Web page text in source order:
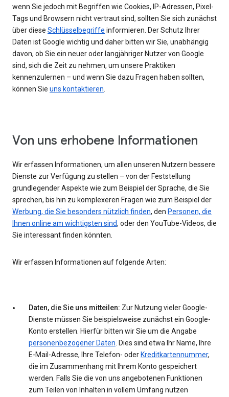
wenn Sie jedoch mit Begriffen wie Cookies, IP-Adressen, Pixel-
Tags und Browsern nicht vertraut sind, sollten Sie sich zunächst
über diese Schlüsselbegriffe informieren. Der Schutz Ihrer
Daten ist Google wichtig und daher bitten wir Sie, unabhängig
davon, ob Sie ein neuer oder langjähriger Nutzer von Google
sind, sich die Zeit zu nehmen, um unsere Praktiken
kennenzulernen – und wenn Sie dazu Fragen haben sollten,
können Sie uns kontaktieren.
Von uns erhobene Informationen
Wir erfassen Informationen, um allen unseren Nutzern bessere
Dienste zur Verfügung zu stellen – von der Feststellung
grundlegender Aspekte wie zum Beispiel der Sprache, die Sie
sprechen, bis hin zu komplexeren Fragen wie zum Beispiel der
Werbung, die Sie besonders nützlich finden, den Personen, die
Ihnen online am wichtigsten sind, oder den YouTube-Videos, die
Sie interessant finden könnten.
Wir erfassen Informationen auf folgende Arten:
Daten, die Sie uns mitteilen: Zur Nutzung vieler Google-
Dienste müssen Sie beispielsweise zunächst ein Google-
Konto erstellen. Hierfür bitten wir Sie um die Angabe
personenbezogener Daten. Dies sind etwa Ihr Name, Ihre
E-Mail-Adresse, Ihre Telefon- oder Kreditkartennummer,
die im Zusammenhang mit Ihrem Konto gespeichert
werden. Falls Sie die von uns angebotenen Funktionen
zum Teilen von Inhalten in vollem Umfang nutzen